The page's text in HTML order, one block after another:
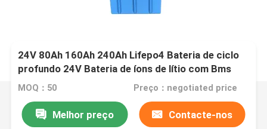
24V 80Ah 160Ah 240Ah Lifepo4 Bateria de ciclo
profundo 24V Bateria de íons de lítio com Bms
MOQ：50 Preço：negotiated price
Melhor preço Contacte-nos